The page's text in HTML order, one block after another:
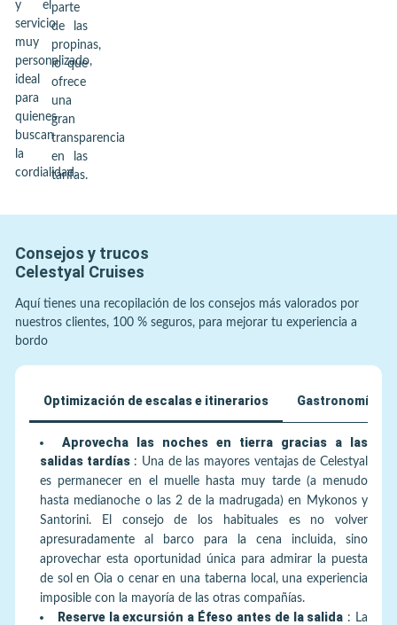
y el
servicio
muy
personalizado,
ideal
para
quienes
buscan
la
cordialidad.
parte
de las
propinas,
lo que
ofrece
una
gran
transparencia
en las
tarifas.
Consejos y trucos
Celestyal Cruises
Aquí tienes una recopilación de los consejos más valorados por
nuestros clientes, 100 % seguros, para mejorar tu experiencia a
bordo
Optimización de escalas e itinerarios Gastronomía y
Aprovecha las noches en tierra gracias a las
salidas tardías : Una de las mayores ventajas de Celestyal
es permanecer en el muelle hasta muy tarde (a menudo
hasta medianoche o las 2 de la madrugada) en Mykonos y
Santorini. El consejo de los habituales es no volver
apresuradamente al barco para la cena incluida, sino
aprovechar esta oportunidad única para admirar la puesta
de sol en Oia o cenar en una taberna local, una experiencia
imposible con la mayoría de las otras compañías.
Reserve la excursión a Éfeso antes de la salida : La